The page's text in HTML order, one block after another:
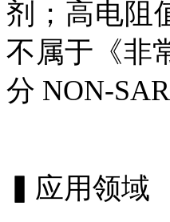
剂
； 高电阻
不属于《非
分 NON-
▍应用领域